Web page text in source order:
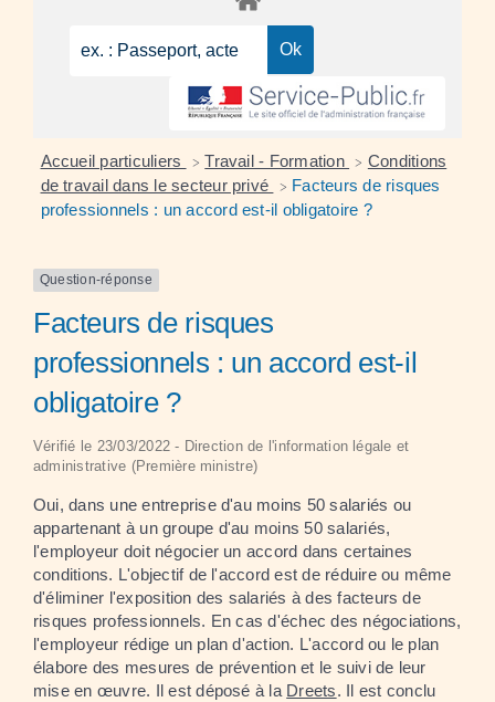
Accueil particuliers > Travail - Formation > Conditions
de travail dans le secteur privé
> Facteurs de risques
professionnels : un accord est-il obligatoire ?
Question-réponse
Facteurs de risques
professionnels : un accord est-il
obligatoire ?
Vérifié le 23/03/2022 - Direction de l'information légale et
administrative (Première ministre)
Oui, dans une entreprise d'au moins 50 salariés ou
appartenant à un groupe d'au moins 50 salariés,
l'employeur doit négocier un accord dans certaines
conditions. L'objectif de l'accord est de réduire ou même
d'éliminer l'exposition des salariés à des facteurs de
risques professionnels. En cas d'échec des négociations,
l'employeur rédige un plan d'action. L'accord ou le plan
élabore des mesures de prévention et le suivi de leur
mise en œuvre. Il est déposé à la Dreets. Il est conclu